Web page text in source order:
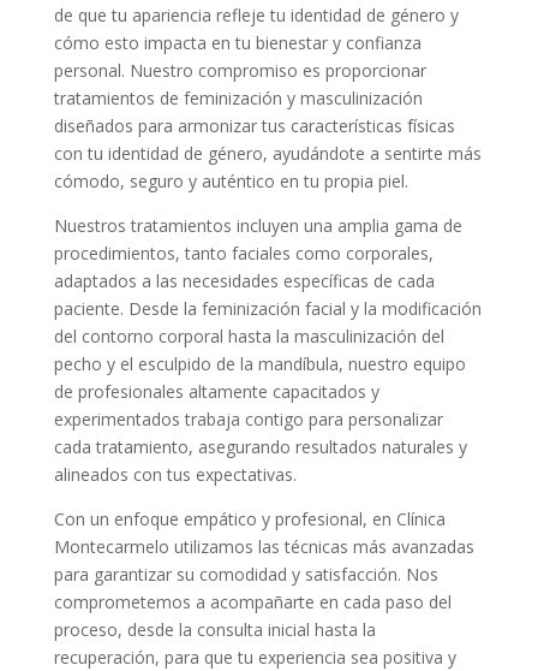
de que tu apariencia refleje tu identidad de género y
cómo esto impacta en tu bienestar y confianza
personal. Nuestro compromiso es proporcionar
tratamientos de feminización y masculinización
diseñados para armonizar tus características físicas
con tu identidad de género, ayudándote a sentirte más
cómodo, seguro y auténtico en tu propia piel.
Nuestros tratamientos incluyen una amplia gama de
procedimientos, tanto faciales como corporales,
adaptados a las necesidades específicas de cada
paciente. Desde la feminización facial y la modificación
del contorno corporal hasta la masculinización del
pecho y el esculpido de la mandíbula, nuestro equipo
de profesionales altamente capacitados y
experimentados trabaja contigo para personalizar
cada tratamiento, asegurando resultados naturales y
alineados con tus expectativas.
Con un enfoque empático y profesional, en Clínica
Montecarmelo utilizamos las técnicas más avanzadas
para garantizar su comodidad y satisfacción. Nos
comprometemos a acompañarte en cada paso del
proceso, desde la consulta inicial hasta la
recuperación, para que tu experiencia sea positiva y